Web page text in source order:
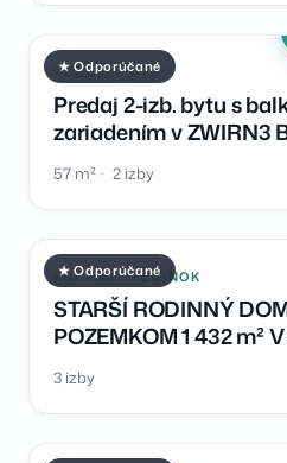
★ Odporúčané
PREDAJ · NIVY
Predaj 2-izb. bytu s
zariadením v ZWIRN3
57 m² 2 izby
★ Odporúčané
PREDAJ · PEZINOK
STARŠÍ RODINNÝ
POZEMKOM 1 432 m²
3 izby